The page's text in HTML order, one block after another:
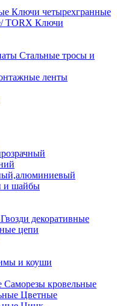
Ключи четырехгранные
Ключи
Стальные тросы и
ленты
и шайбы
Гвозди декоративные
цепи
и коуши
Саморезы кровельные
Цветные